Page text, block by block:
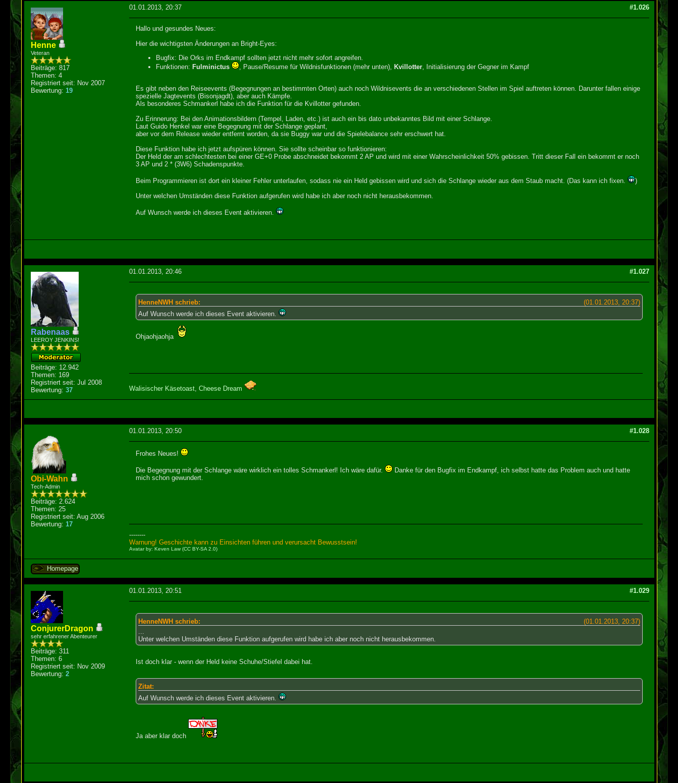
Henne
Veteran
Beiträge: 817
Themen: 4
Registriert seit: Nov 2007
Bewertung: 19
#1.026
01.01.2013, 20:37
Hallo und gesundes Neues:
Hier die wichtigsten Änderungen an Bright-Eyes:
Bugfix: Die Orks im Endkampf sollten jetzt nicht mehr sofort angreifen.
Funktionen: Fulminictus , Pause/Resume für Wildnisfunktionen (mehr unten), Kvillotter, Initialisierung der Gegner im Kampf
Es gibt neben den Reiseevents (Begegnungen an bestimmten Orten) auch noch Wildnisevents die an verschiedenen Stellen im Spiel auftreten können. Darunter fallen einige
spezielle Jagtevents (Bisonjagdt), aber auch Kämpfe.
Als besonderes Schmankerl habe ich die Funktion für die Kvillotter gefunden.
Zu Erinnerung: Bei den Animationsbildern (Tempel, Laden, etc.) ist auch ein bis dato unbekanntes Bild mit einer Schlange.
Laut Guido Henkel war eine Begegnung mit der Schlange geplant,
aber vor dem Release wieder entfernt worden, da sie Buggy war und die Spielebalance sehr erschwert hat.
Diese Funktion habe ich jetzt aufspüren können. Sie sollte scheinbar so funktionieren:
Der Held der am schlechtesten bei einer GE+0 Probe abschneidet bekommt 2 AP und wird mit einer Wahrscheinlichkeit 50% gebissen. Tritt dieser Fall ein bekommt er noch
3 AP und 2 * (3W6) Schadenspunkte.
Beim Programmieren ist dort ein kleiner Fehler unterlaufen, sodass nie ein Held gebissen wird und sich die Schlange wieder aus dem Staub macht. (Das kann ich fixen.
)
Unter welchen Umständen diese Funktion aufgerufen wird habe ich aber noch nicht herausbekommen.
Auf Wunsch werde ich dieses Event aktivieren.
Rabenaas
LEEROY JENKINS!
Beiträge: 12.942
Themen: 169
Registriert seit: Jul 2008
Bewertung: 37
#1.027
01.01.2013, 20:46
(01.01.2013, 20:37)
HenneNWH schrieb:
Auf Wunsch werde ich dieses Event aktivieren.
Ohjaohjaohja
Walisischer Käsetoast, Cheese Dream
Obi-Wahn
Tech-Admin
Beiträge: 2.624
Themen: 25
Registriert seit: Aug 2006
Bewertung: 17
#1.028
01.01.2013, 20:50
Frohes Neues!
Die Begegnung mit der Schlange wäre wirklich ein tolles Schmankerl! Ich wäre dafür.
Danke für den Bugfix im Endkampf, ich selbst hatte das Problem auch und hatte
mich schon gewundert.
--------
Warnung! Geschichte kann zu Einsichten führen und verursacht Bewusstsein!
Avatar by: Keven Law (CC BY-SA 2.0)
Homepage
ConjurerDragon
sehr erfahrener Abenteurer
Beiträge: 311
Themen: 6
Registriert seit: Nov 2009
Bewertung: 2
#1.029
01.01.2013, 20:51
(01.01.2013, 20:37)
HenneNWH schrieb:
Unter welchen Umständen diese Funktion aufgerufen wird habe ich aber noch nicht herausbekommen.
Ist doch klar - wenn der Held keine Schuhe/Stiefel dabei hat.
Zitat:
Auf Wunsch werde ich dieses Event aktivieren.
Ja aber klar doch